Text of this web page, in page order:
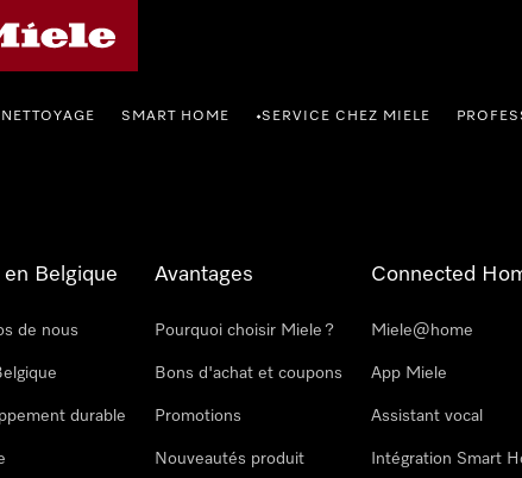
SMART HOME •SERVICE CHEZ MIELE
en Belgique
de nous
durable
Avantages
Pourquoi choisir Miele ?
Bons d'achat et coupons
Promotions
Nouveautés produit
Connected
Miele@home
App Miele
Assistant vocal
Intégration Smart